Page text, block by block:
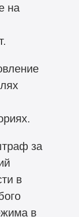
на
за
в
в